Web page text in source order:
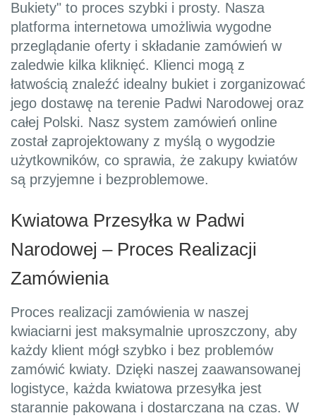
Bukiety" to proces szybki i prosty. Nasza
platforma internetowa umożliwia wygodne
przeglądanie oferty i składanie zamówień w
zaledwie kilka kliknięć. Klienci mogą z
łatwością znaleźć idealny bukiet i zorganizować
jego dostawę na terenie Padwi Narodowej oraz
całej Polski. Nasz system zamówień online
został zaprojektowany z myślą o wygodzie
użytkowników, co sprawia, że zakupy kwiatów
są przyjemne i bezproblemowe.
Kwiatowa Przesyłka w Padwi
Narodowej – Proces Realizacji
Zamówienia
Proces realizacji zamówienia w naszej
kwiaciarni jest maksymalnie uproszczony, aby
każdy klient mógł szybko i bez problemów
zamówić kwiaty. Dzięki naszej zaawansowanej
logistyce, każda kwiatowa przesyłka jest
starannie pakowana i dostarczana na czas. W